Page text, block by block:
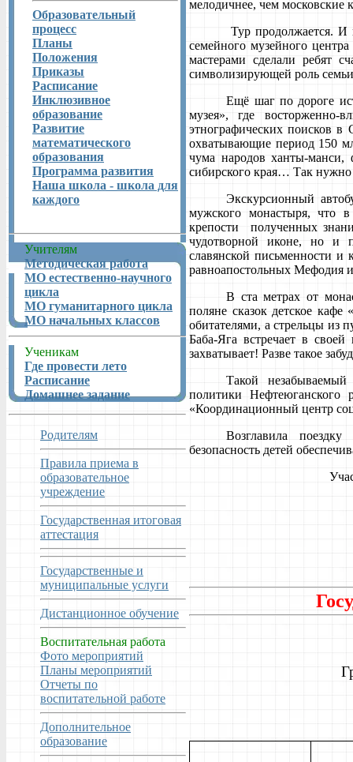
Образовательный
процесс
Планы
Положения
Приказы
Расписание
Инклюзивное
образование
Развитие
математического
образования
Программа развития
Наша школа - школа для
каждого
Учителям
Методическая работа
МО естественно-научного
цикла
МО гуманитарного цикла
МО начальных классов
Ученикам
Где провести лето
Расписание
Домашнее задание
Родителям
Правила приема в
образовательное
учреждение
Государственная итоговая
аттестация
Государственные и
муниципальные услуги
Дистанционное обучение
Воспитательная работа
Фото мероприятий
Планы мероприятий
Отчеты по
воспитательной работе
Дополнительное
образование
мелодичнее, чем московские
Тур продолжается. И
семейного музейного
мастерами сделали ребят
символизирующей роль
Ещё шаг по дороге
музея», где восторженно-
этнографических поисков в
охватывающие период 150
чума народов ханты-
сибирского края… Так нужно
Экскурсионный
мужского монастыря, что в
крепости полученных
чудотворной иконе, но и
славянской письменности
равноапостольных Мефодия
В ста метрах от
поляне сказок детское
обитателями, а стрельцы из
Баба-Яга встречает в
захватывает! Разве такое
Такой
политики Нефтеюганского
«Координационный центр
Возглавила
безопасность детей
Участница